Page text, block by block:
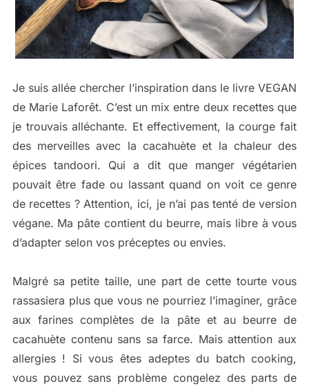
Je suis allée chercher l’inspiration dans le livre VEGAN
de Marie Laforêt. C’est un mix entre deux recettes que
je trouvais alléchante. Et effectivement, la courge fait
des merveilles avec la cacahuète et la chaleur des
épices tandoori. Qui a dit que manger végétarien
pouvait être fade ou lassant quand on voit ce genre
de recettes ? Attention, ici, je n’ai pas tenté de version
végane. Ma pâte contient du beurre, mais libre à vous
d’adapter selon vos préceptes ou envies.
Malgré sa petite taille, une part de cette tourte vous
rassasiera plus que vous ne pourriez l’imaginer, grâce
aux farines complètes de la pâte et au beurre de
cacahuète contenu sans sa farce. Mais attention aux
allergies ! Si vous êtes adeptes du batch cooking,
vous pouvez sans problème congelez des parts de